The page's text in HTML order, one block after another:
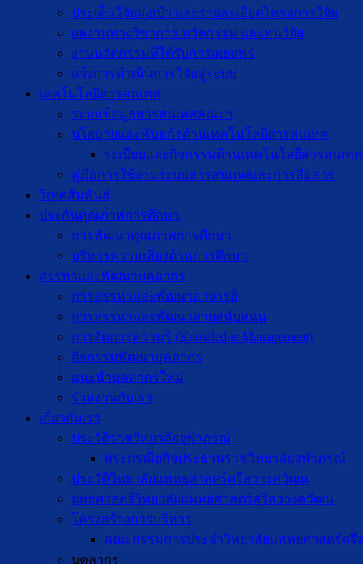
ประเด็นวิจัยมุ่งเป้า และรายละเอียดโครงการวิจัย
ผลงานทางวิชาการ นวัตกรรม และทุนวิจัย
งานนวัตกรรมที่ได้รับการเผยแพร่
แจ้งการดำเนินการวิจัยสู่ระบบ
เทคโนโลยีสารสนเทศ
ระบบข้อมูลสารสนเทศคณะฯ
นโยบายและพันธกิจด้านเทคโนโลยีสารสนเทศ
ระเบียบและกิจกรรมด้านเทคโนโลยีสารสนเทศ
คู่มือการใช้งานระบบสารสนเทศและการสื่อสาร
วิเทศสัมพันธ์
ประกันคุณภาพการศึกษา
การพัฒนาคุณภาพการศึกษา
บริหารความเสี่ยงด้านการศึกษา
สรรหาและพัฒนาบุคลากร
การสรรหาและพัฒนาอาจารย์
การสรรหาและพัฒนาสายสนับสนุน
การจัดการความรู้ (Knowledge Management)
กิจกรรมพัฒนาบุคลากร
แนะนำบุคลากรใหม่
ร่วมงานกับเรา
เกี่ยวกับเรา
ประวัติราชวิทยาลัยจุฬาภรณ์
พระกรณียกิจประธานราชวิทยาลัยจุฬาภรณ์
ประวัติวิทยาลัยแพทยศาสตร์ศรีสวางควัฒน
ยุทธศาสตร์วิทยาลัยแพทยศาสตร์ศรีสวางควัฒน
โครงสร้างการบริหาร
คณะกรรมการประจำวิทยาลัยแพทยศาสตร์ศรี
บุคลากร